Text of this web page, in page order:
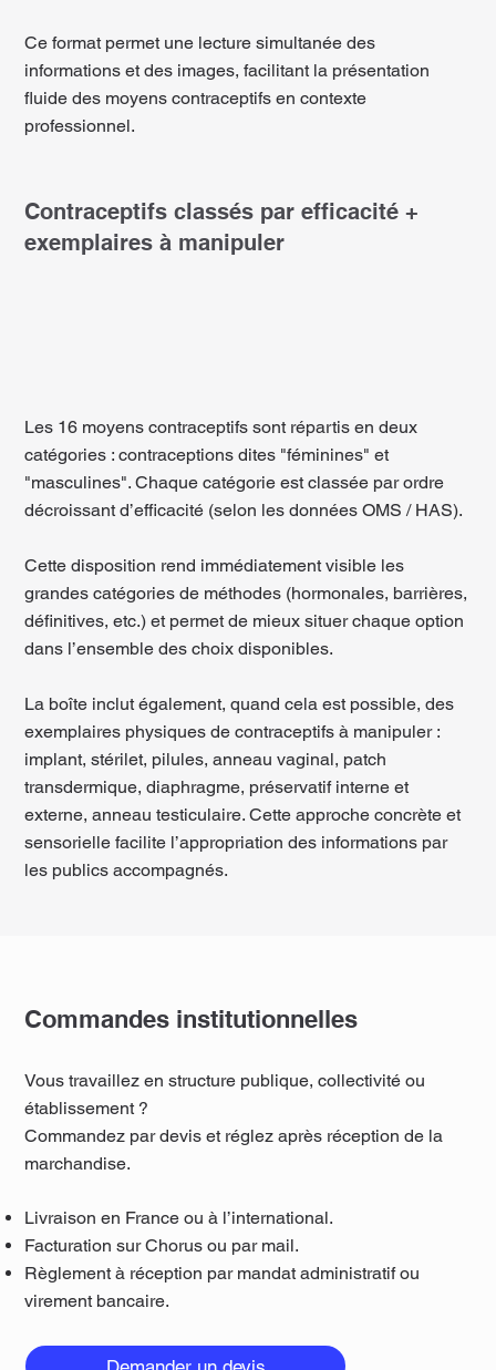
Ce format permet une lecture simultanée des
informations et des images, facilitant la présentation
fluide des moyens contraceptifs en contexte
professionnel.
Contraceptifs classés par efficacité +
exemplaires à manipuler
Les 16 moyens contraceptifs sont répartis en deux
catégories : contraceptions dites "féminines" et
"masculines". Chaque catégorie est classée par ordre
décroissant d’efficacité (selon les données OMS / HAS).
Cette disposition rend immédiatement visible les
grandes catégories de méthodes (hormonales, barrières,
définitives, etc.) et permet de mieux situer chaque option
dans l’ensemble des choix disponibles.
La boîte inclut également, quand cela est possible, des
exemplaires physiques de contraceptifs à manipuler :
implant, stérilet, pilules, anneau vaginal, patch
transdermique, diaphragme, préservatif interne et
externe, anneau testiculaire. Cette approche concrète et
sensorielle facilite l’appropriation des informations par
les publics accompagnés.
Commandes institutionnelles
Vous travaillez en structure publique, collectivité ou
établissement ?
Commandez par devis et réglez après réception de la
marchandise.
Livraison en France ou à l’international.
Facturation sur Chorus ou par mail.
Règlement à réception par mandat administratif ou
virement bancaire.